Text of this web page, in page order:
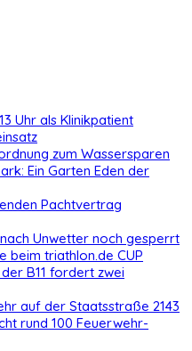
Uhr als Klinikpatient
zum Wassersparen
Ein Garten Eden der
Pachtvertrag
Unwetter noch gesperrt
beim triathlon.de CUP
B11 fordert zwei
auf der Staatsstraße 2143
rund 100 Feuerwehr-